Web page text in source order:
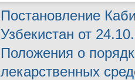
Постановление
Узбекистан от
Положения о
лекарственных